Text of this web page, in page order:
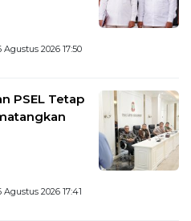
Agustus 2026 17:50
PSEL Tetap
Agustus 2026 17:41